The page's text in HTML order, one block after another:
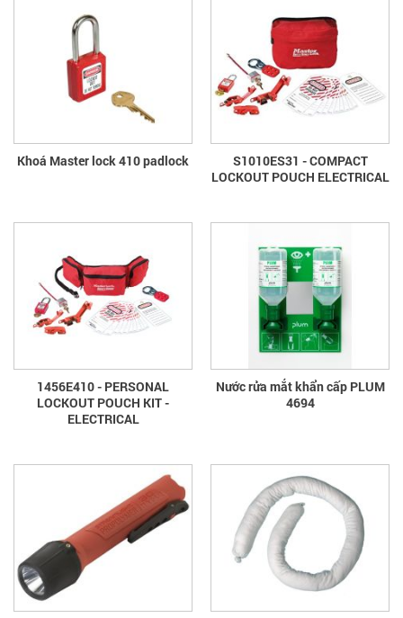
Khoá Master lock 410 padlock
S1010ES31 - COMPACT
LOCKOUT POUCH ELECTRICAL
1456E410 - PERSONAL
LOCKOUT POUCH KIT -
ELECTRICAL
Nước rửa mắt khẩn cấp PLUM
4694